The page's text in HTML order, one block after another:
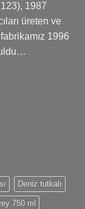
123), 1987
üreten ve
1996
Deniz tutkalı
750 ml